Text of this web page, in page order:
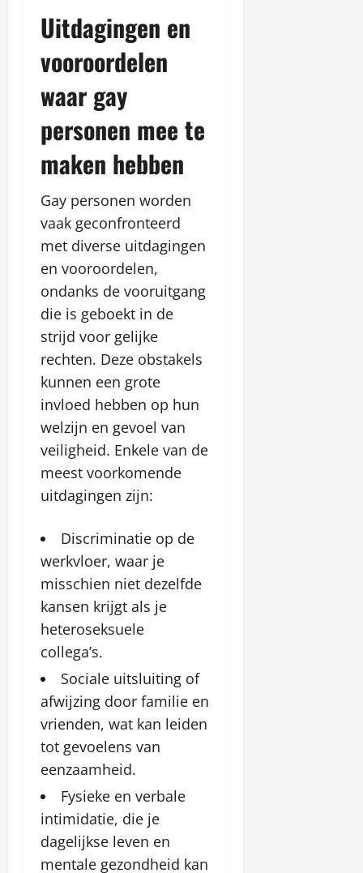
Uitdagingen en
vooroordelen
waar gay
personen mee te
maken hebben
Gay personen worden
vaak geconfronteerd
met diverse uitdagingen
en vooroordelen,
ondanks de vooruitgang
die is geboekt in de
strijd voor gelijke
rechten. Deze obstakels
kunnen een grote
invloed hebben op hun
welzijn en gevoel van
veiligheid. Enkele van de
meest voorkomende
uitdagingen zijn:
Discriminatie op de
werkvloer, waar je
misschien niet dezelfde
kansen krijgt als je
heteroseksuele
collega’s.
Sociale uitsluiting of
afwijzing door familie en
vrienden, wat kan leiden
tot gevoelens van
eenzaamheid.
Fysieke en verbale
intimidatie, die je
dagelijkse leven en
mentale gezondheid kan